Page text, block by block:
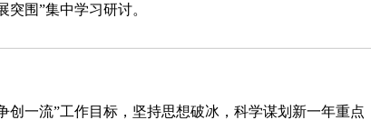
围”集中学习研讨。
一流”工作目标，坚持思想破冰，科学谋划新一年重点